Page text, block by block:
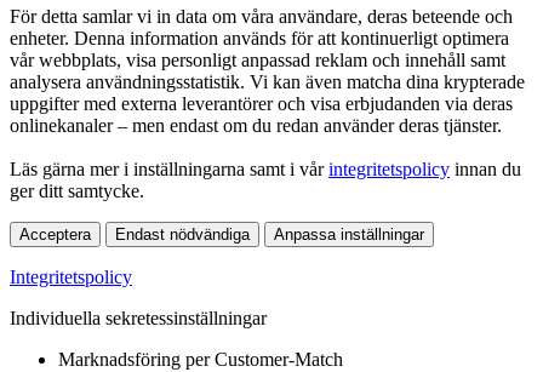
För detta samlar vi in data om våra användare, deras beteende och
enheter. Denna information används för att kontinuerligt optimera
vår webbplats, visa personligt anpassad reklam och innehåll samt
analysera användningsstatistik. Vi kan även matcha dina krypterade
uppgifter med externa leverantörer och visa erbjudanden via deras
onlinekanaler – men endast om du redan använder deras tjänster.
Läs gärna mer i inställningarna samt i vårintegritetspolicy innan du
ger ditt samtycke.
Acceptera Endast nödvändiga Anpassa inställningar
Integritetspolicy
Individuella sekretessinställningar
Marknadsföring per Customer-Match